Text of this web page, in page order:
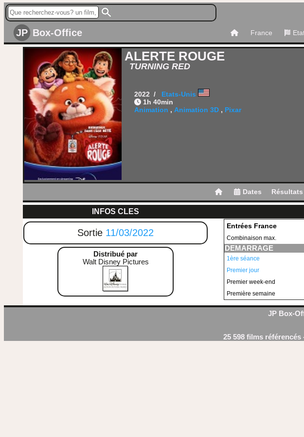
JP Box-Office France
ALERTE ROUGE
TURNING RED
2022 / Etats-Unis
1h 40min
Animation , Animation 3D , Pixar
Dates
INFOS CLES
Sortie 11/03/2022
Distribué par
Walt Disney Pictures
Entrées France
Combinaison max.
DEMARRAGE
1ère séance
Premier jour
Premier week-end
Première semaine
JP Box-
25 598 films référencés